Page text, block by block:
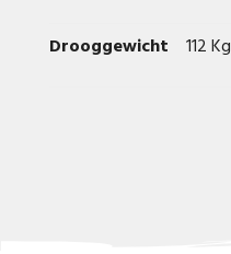
Drooggewicht 112 Kg